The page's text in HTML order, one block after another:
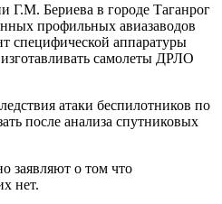
Бериева в городе Таганрог
профильных авиазаводов
специфической аппаратуры
самолеты ДРЛО
атаки беспилотников по
после анализа спутниковых
заявляют о том что
нет.